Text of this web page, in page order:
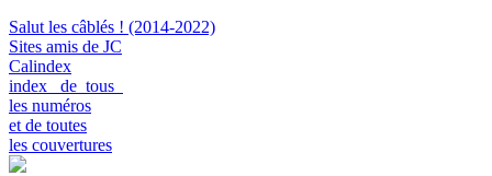
Salut les câblés ! (2014-2022)
Sites amis de JC
Calindex
index de tous
les numéros
et de toutes
les couvertures